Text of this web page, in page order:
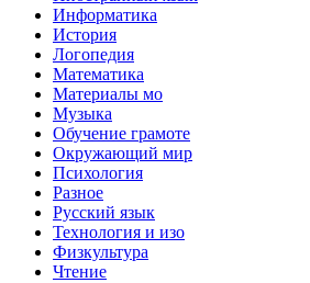
Информатика
История
Логопедия
Математика
Материалы мо
Музыка
Обучение грамоте
Окружающий мир
Психология
Разное
Русский язык
Технология и изо
Физкультура
Чтение